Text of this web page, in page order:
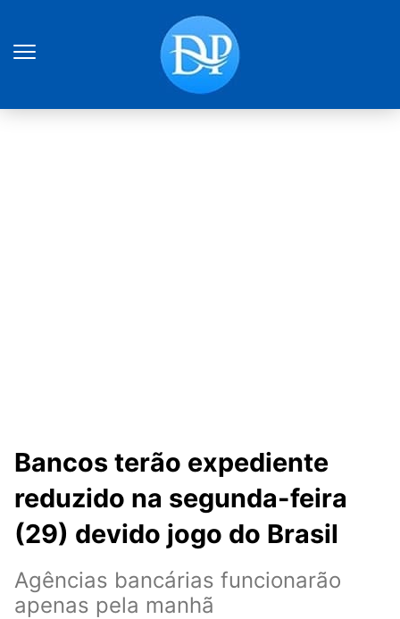
Bancos terão expediente
reduzido na segunda-feira
(29) devido jogo do Brasil
Agências bancárias funcionarão
apenas pela manhã